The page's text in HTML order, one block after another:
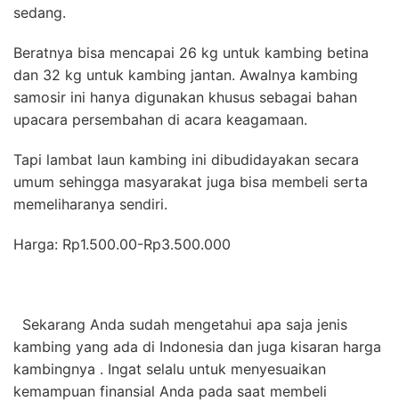
sedang.
Beratnya bisa mencapai 26 kg untuk kambing betina
dan 32 kg untuk kambing jantan. Awalnya kambing
samosir ini hanya digunakan khusus sebagai bahan
upacara persembahan di acara keagamaan.
Tapi lambat laun kambing ini dibudidayakan secara
umum sehingga masyarakat juga bisa membeli serta
memeliharanya sendiri.
Harga: Rp1.500.00-Rp3.500.000
Sekarang Anda sudah mengetahui apa saja jenis
kambing yang ada di Indonesia dan juga kisaran harga
kambingnya . Ingat selalu untuk menyesuaikan
kemampuan finansial Anda pada saat membeli